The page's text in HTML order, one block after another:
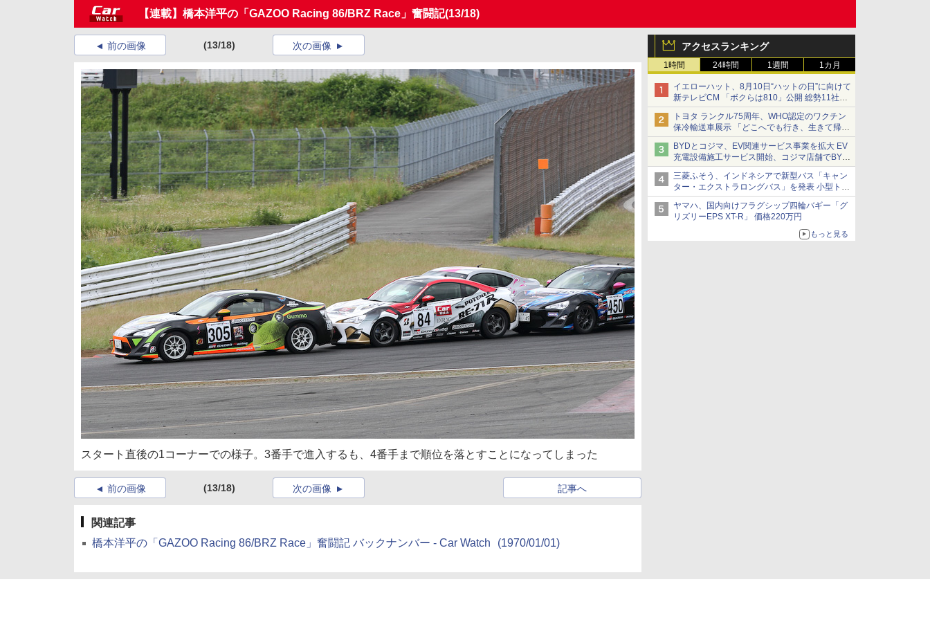
【連載】橋本洋平の「GAZOO Racing 86/BRZ Race」奮闘記(13/18)
アクセスランキング
1時間 24時間 1週間 1カ月
イエローハット、8月10日“ハットの日”に向けて
新テレビCM 「ボクらは810」公開 総勢11社
107名が参画
トヨタ ランクル75周年、WHO認定のワクチン
保冷輸送車展示 「どこへでも行き、生きて帰っ
てこられる」ランドクルーザーで命をつなぐ
BYDとコジマ、EV関連サービス事業を拡大 EV
充電設備施工サービス開始、コジマ店舗でBYD
車の展示・試乗イベントを強化
三菱ふそう、インドネシアで新型バス「キャン
ター・エクストラロングバス」を発表 小型トラ
ックベースの観光・旅客輸送向けバス
ヤマハ、国内向けフラグシップ四輪バギー「グ
リズリーEPS XT-R」 価格220万円
もっと見る
前の画像 (13/18) 次の画像
スタート直後の1コーナーでの様子。3番手で進入するも、4番手まで順位を落とすことになってしまった
前の画像 (13/18) 記事へ
次の画像
関連記事
橋本洋平の「GAZOO Racing 86/BRZ Race」奮闘記 バックナンバー - Car Watch
(1970/01/01)